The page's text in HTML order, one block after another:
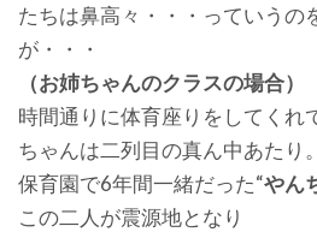
たちは鼻高々・・・っていうの
が・・・
（お姉ちゃんのクラスの場合）
時間通りに体育座りをしてくれ
ちゃんは二列目の真ん中あたり
保育園で6年間一緒だった“やん
この二人が震源地となり